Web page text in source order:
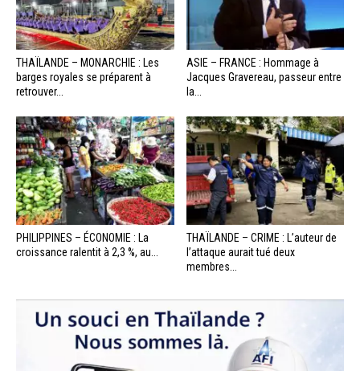
THAÏLANDE – MONARCHIE : Les
barges royales se préparent à
retrouver...
ASIE – FRANCE : Hommage à
Jacques Gravereau, passeur entre
la...
PHILIPPINES – ÉCONOMIE : La
croissance ralentit à 2,3 %, au...
THAÏLANDE – CRIME : L’auteur de
l’attaque aurait tué deux
membres...